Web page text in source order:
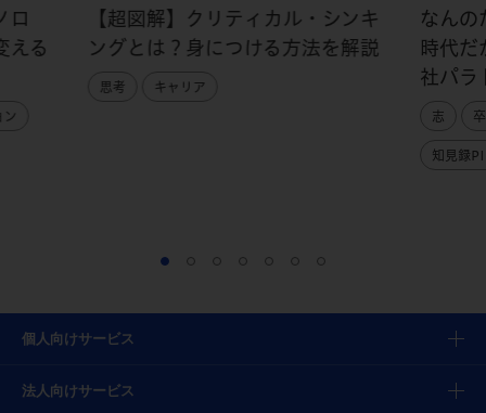
ロ
える
ン
【超図解】クリティカル・シンキ
ングとは？身につける方法を解説
思考 キャリア
なんの
時代だ
社パラ
志
知見録
個人向けサービス
法人向けサービス